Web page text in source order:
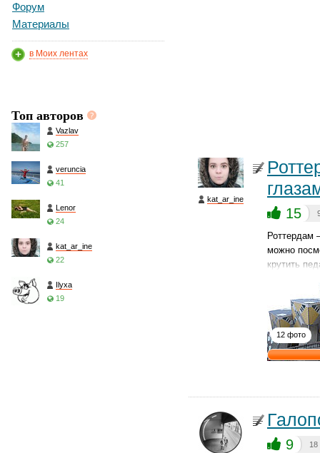
Форум
Материалы
в Моих лентах
Топ авторов
Vazlav
257
veruncia
41
Lenor
24
kat_ar_ine
22
Ilyxa
19
kat_ar_ine
15
Роттердам
можно
крутить
12 фото
9 18